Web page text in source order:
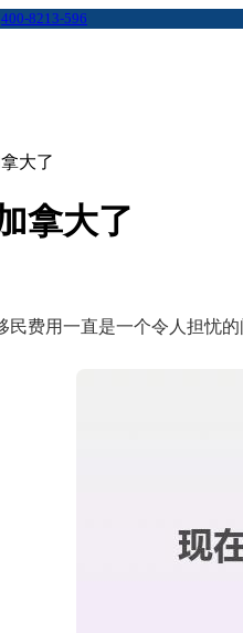
400-8213-596
大了
拿大了
费用一直是一个令人担忧